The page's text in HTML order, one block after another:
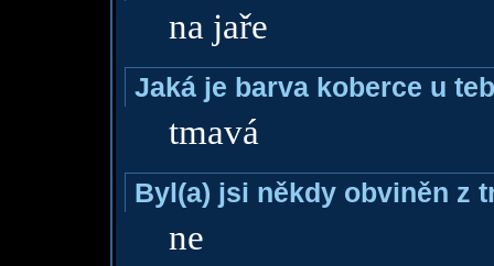
na jaře
Jaká je barva koberce u
tmavá
Byl(a) jsi někdy obviněn z
ne